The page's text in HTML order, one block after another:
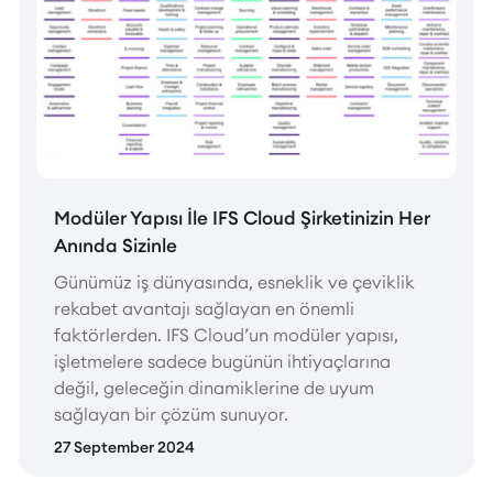
Modüler Yapısı İle IFS Cloud Şirketinizin Her
Anında Sizinle
Günümüz iş dünyasında, esneklik ve çeviklik
rekabet avantajı sağlayan en önemli
faktörlerden. IFS Cloud’un modüler yapısı,
işletmelere sadece bugünün ihtiyaçlarına
değil, geleceğin dinamiklerine de uyum
sağlayan bir çözüm sunuyor.
27 September 2024